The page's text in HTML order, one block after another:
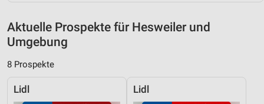
Aktuelle Prospekte für Hesweiler und
Umgebung
8 Prospekte
Lidl Lidl